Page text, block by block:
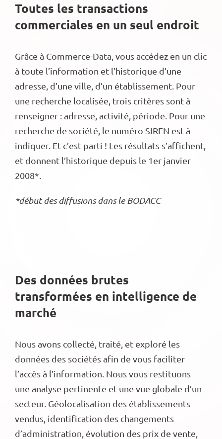
Toutes les transactions
commerciales en un seul endroit
Grâce à Commerce-Data, vous accédez en un clic
à toute l’information et l’historique d’une
adresse, d’une ville, d’un établissement. Pour
une recherche localisée, trois critères sont à
renseigner : adresse, activité, période. Pour une
recherche de société, le numéro SIREN est à
indiquer. Et c’est parti ! Les résultats s’affichent,
et donnent l’historique depuis le 1er janvier
2008*.
*début des diffusions dans le BODACC
Des données brutes
transformées en intelligence de
marché
Nous avons collecté, traité, et exploré les
données des sociétés afin de vous faciliter
l’accès à l’information. Nous vous restituons
une analyse pertinente et une vue globale d’un
secteur. Géolocalisation des établissements
vendus, identification des changements
d’administration, évolution des prix de vente,